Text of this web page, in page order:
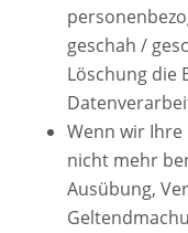
geschah /
Löschung die
Wenn wir
nicht mehr
Ausübung,